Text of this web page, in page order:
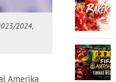
2024,
Amerika